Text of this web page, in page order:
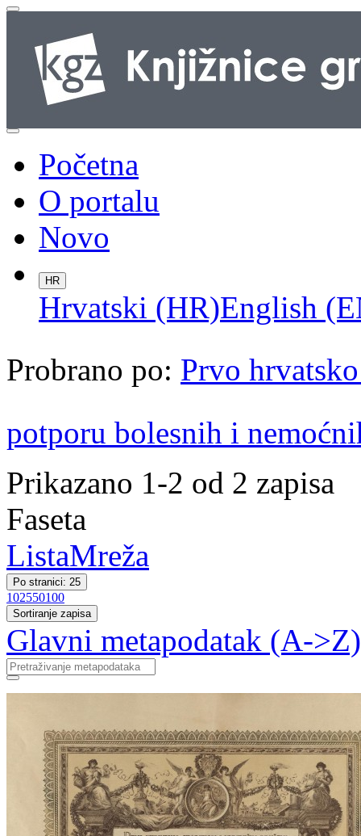
Početna
O portalu
Novo
HR
Hrvatski (HR)English
Probrano po: Prvo
potporu bolesnih i
Prikazano 1-2 od 2 zapisa
Faseta
ListaMreža
Po stranici: 25
102550100
Sortiranje zapisa
Glavni metapodatak (A->Z)